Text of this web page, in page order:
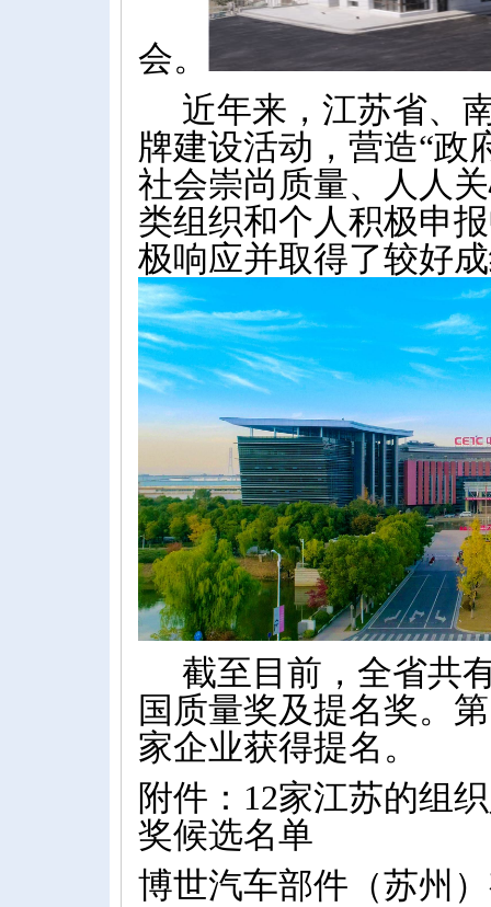
会。
近年来，江苏省、
牌建设活动，营造“政
社会崇尚质量、人人
类组织和个人积极申
极响应并取得了较好
截至目前，全省共
国质量奖及提名奖。
家企业获得提名。
附件： 12家江苏的组
奖候选名单
博世汽车部件（苏州